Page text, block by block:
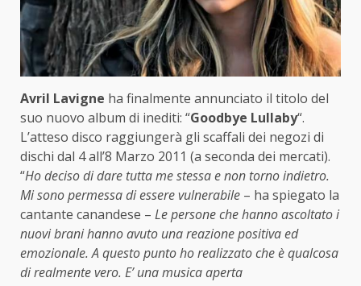
Avril Lavigne ha finalmente annunciato il titolo del
suo nuovo album di inediti: “Goodbye Lullaby“.
L’atteso disco raggiungerà gli scaffali dei negozi di
dischi dal 4 all’8 Marzo 2011 (a seconda dei mercati).
“Ho deciso di dare tutta me stessa e non torno indietro.
Mi sono permessa di essere vulnerabile – ha spiegato la
cantante canandese – Le persone che hanno ascoltato i
nuovi brani hanno avuto una reazione positiva ed
emozionale. A questo punto ho realizzato che è qualcosa
di realmente vero. E’ una musica aperta